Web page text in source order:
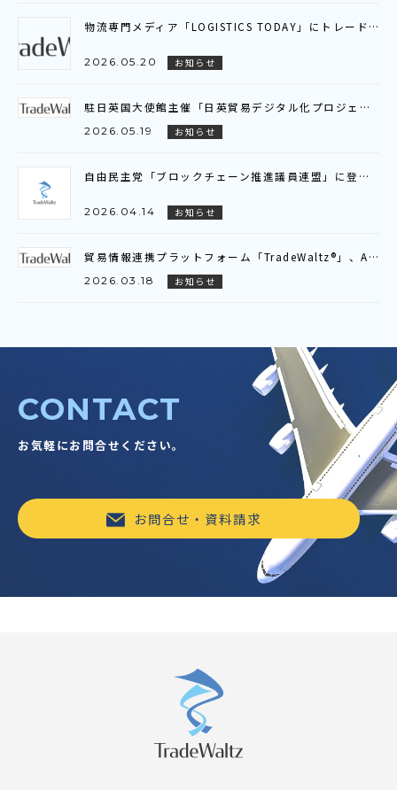
物流専門メディア「LOGISTICS TODAY」にトレードワルツのインタビュー記事が掲載されました
2026.05.20 お知らせ
駐日英国大使館主催「日英貿易デジタル化プロジェクト」ビジネスブリーフィング参加のお知らせ
2026.05.19 お知らせ
自由民主党「ブロックチェーン推進議員連盟」に登壇いたしました
2026.04.14 お知らせ
貿易情報連携プラットフォーム「TradeWaltz®」、AI-OCRの対応範囲を拡大～新たに注文書（P/O）に対応し、輸出入双方でのデータ活用が可能に～
2026.03.18 お知らせ
CONTACT
お気軽にお問合せください。
お問合せ・資料請求